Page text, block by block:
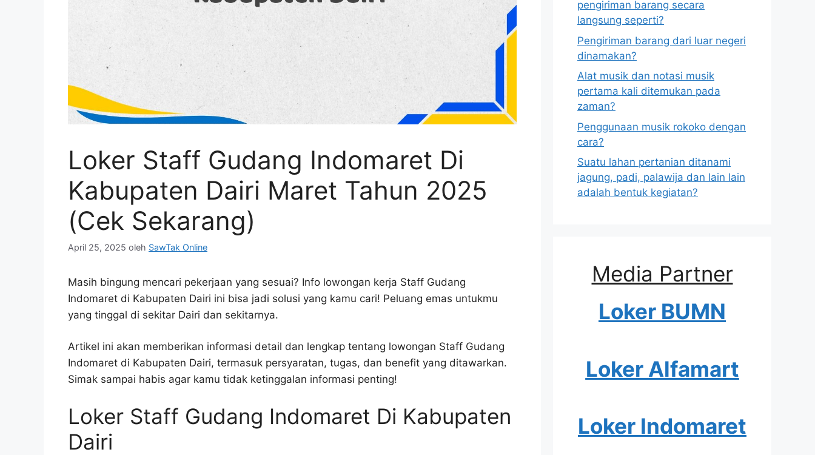
Loker Staff Gudang Indomaret Di
Kabupaten Dairi Maret Tahun 2025
(Cek Sekarang)
April 25, 2025 oleh SawTak Online
Masih bingung mencari pekerjaan yang sesuai? Info lowongan kerja Staff Gudang
Indomaret di Kabupaten Dairi ini bisa jadi solusi yang kamu cari! Peluang emas untukmu
yang tinggal di sekitar Dairi dan sekitarnya.
Artikel ini akan memberikan informasi detail dan lengkap tentang lowongan Staff Gudang
Indomaret di Kabupaten Dairi, termasuk persyaratan, tugas, dan benefit yang ditawarkan.
Simak sampai habis agar kamu tidak ketinggalan informasi penting!
Loker Staff Gudang Indomaret Di Kabupaten
Dairi
pengiriman barang secara
langsung seperti?
Pengiriman barang dari luar negeri
dinamakan?
Alat musik dan notasi musik
pertama kali ditemukan pada
zaman?
Penggunaan musik rokoko dengan
cara?
Suatu lahan pertanian ditanami
jagung, padi, palawija dan lain lain
adalah bentuk kegiatan?
Media Partner
Loker BUMN
Loker Alfamart
Loker Indomaret